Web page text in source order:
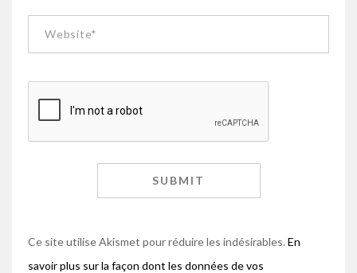
Ce site utilise Akismet pour réduire les indésirables. En
savoir plus sur la façon dont les données de vos